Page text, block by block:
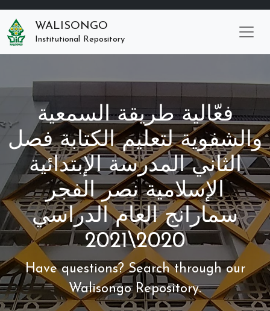
WALISONGO
Institutional Repository
فعّالية طريقة السمعية
والشفوية لتعليم الكتابة فصل
الثاني المدرسة الإبتدائية
الإسلامية نصر الفجر
سمارانج العام الدراسي
2020\2021
Have questions? Search through our
Walisongo Repository.